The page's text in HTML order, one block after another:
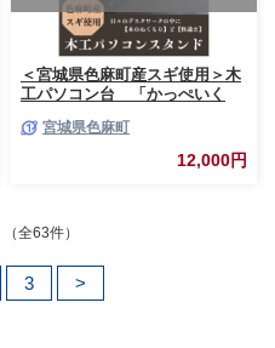
＜宮城県色麻町産スギ使用＞木
工パソコン台 「かっぺいく
宮城県色麻町
12,000円
（全63件）
3 >